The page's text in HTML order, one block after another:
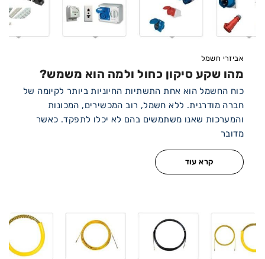
אביזרי חשמל
מהו שקע סיקון כחול ולמה הוא משמש?
כוח החשמל הוא אחת התשתיות החיוניות ביותר לקיומה של
חברה מודרנית. ללא חשמל, רוב המכשירים, המכונות
והמערכות שאנו משתמשים בהם לא יכלו לתפקד. כאשר
מדובר
קרא עוד